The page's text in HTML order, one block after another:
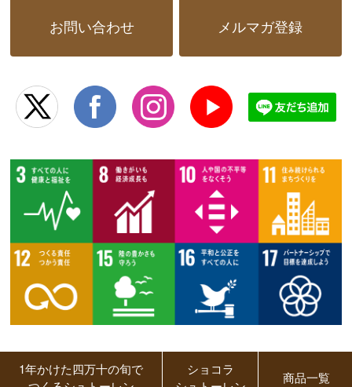
お問い合わせ メルマガ登録
1年かけた四万十の旬で
ショコラ
商品一覧